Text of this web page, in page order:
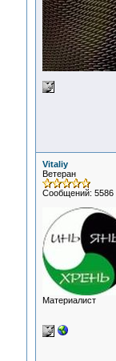
Vitaliy
Ветеран
Сообщений: 5586
Материалист